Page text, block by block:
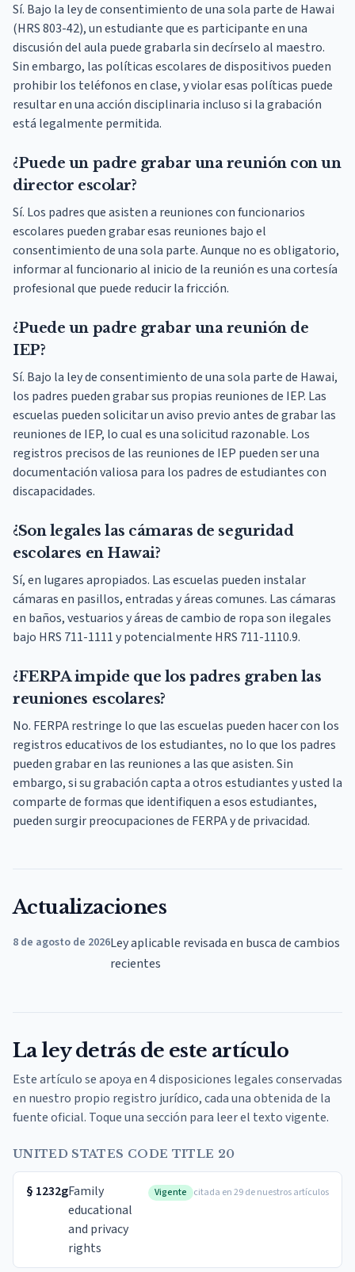
Sí. Bajo la ley de consentimiento de una sola parte de Hawai
(HRS 803-42), un estudiante que es participante en una
discusión del aula puede grabarla sin decírselo al maestro.
Sin embargo, las políticas escolares de dispositivos pueden
prohibir los teléfonos en clase, y violar esas políticas puede
resultar en una acción disciplinaria incluso si la grabación
está legalmente permitida.
¿Puede un padre grabar una reunión con un
director escolar?
Sí. Los padres que asisten a reuniones con funcionarios
escolares pueden grabar esas reuniones bajo el
consentimiento de una sola parte. Aunque no es obligatorio,
informar al funcionario al inicio de la reunión es una cortesía
profesional que puede reducir la fricción.
¿Puede un padre grabar una reunión de
IEP?
Sí. Bajo la ley de consentimiento de una sola parte de Hawai,
los padres pueden grabar sus propias reuniones de IEP. Las
escuelas pueden solicitar un aviso previo antes de grabar las
reuniones de IEP, lo cual es una solicitud razonable. Los
registros precisos de las reuniones de IEP pueden ser una
documentación valiosa para los padres de estudiantes con
discapacidades.
¿Son legales las cámaras de seguridad
escolares en Hawai?
Sí, en lugares apropiados. Las escuelas pueden instalar
cámaras en pasillos, entradas y áreas comunes. Las cámaras
en baños, vestuarios y áreas de cambio de ropa son ilegales
bajo HRS 711-1111 y potencialmente HRS 711-1110.9.
¿FERPA impide que los padres graben las
reuniones escolares?
No. FERPA restringe lo que las escuelas pueden hacer con los
registros educativos de los estudiantes, no lo que los padres
pueden grabar en las reuniones a las que asisten. Sin
embargo, si su grabación capta a otros estudiantes y usted la
comparte de formas que identifiquen a esos estudiantes,
pueden surgir preocupaciones de FERPA y de privacidad.
Actualizaciones
8 de agosto de 2026Ley aplicable revisada en busca de cambios
recientes
La ley detrás de este artículo
Este artículo se apoya en 4 disposiciones legales conservadas
en nuestro propio registro jurídico, cada una obtenida de la
fuente oficial. Toque una sección para leer el texto vigente.
UNITED STATES CODE TITLE 20
§ 1232gFamily
educational
and privacy
rights
Vigente citada en 29 de nuestros artículos